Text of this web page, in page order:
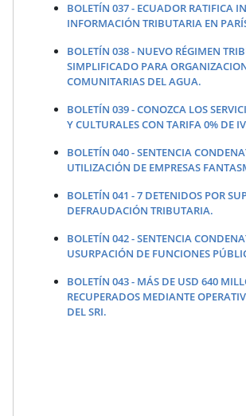
BOLETÍN 037 - ECUADOR RATIFICA
INFORMACIÓN TRIBUTARIA EN
BOLETÍN 038 - NUEVO RÉGIMEN
SIMPLIFICADO PARA
COMUNITARIAS DEL AGUA.
BOLETÍN 039 - CONOZCA LOS
Y CULTURALES CON TARIFA 0% DE
BOLETÍN 040 - SENTENCIA
UTILIZACIÓN DE EMPRESAS
BOLETÍN 041 - 7 DETENIDOS POR
DEFRAUDACIÓN TRIBUTARIA.
BOLETÍN 042 - SENTENCIA
USURPACIÓN DE FUNCIONES
BOLETÍN 043 - MÁS DE USD 640
RECUPERADOS MEDIANTE
DEL SRI.